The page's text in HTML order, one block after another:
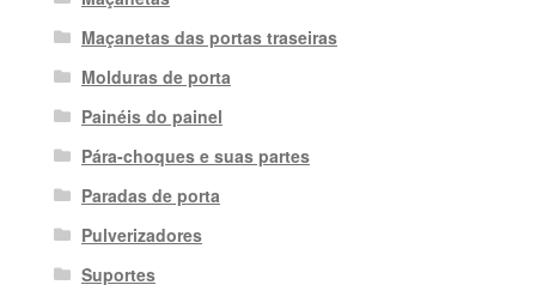
Maçanetas das portas traseiras
Molduras de porta
Painéis do painel
Pára-choques e suas partes
Paradas de porta
Pulverizadores
Suportes